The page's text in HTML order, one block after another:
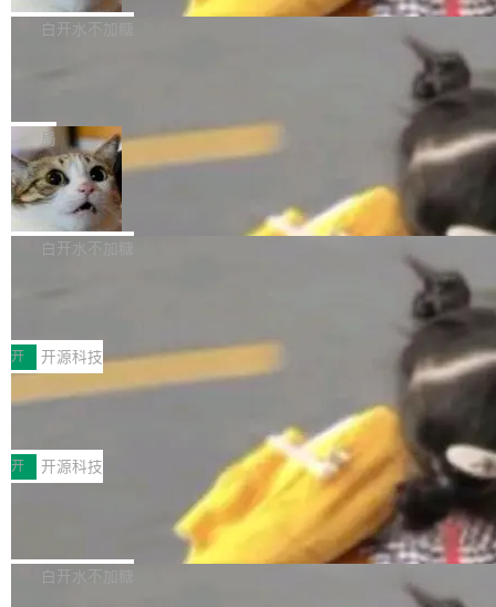
hwlib 硬件 API 库的一部分，命令行工具负责查
改进方向的研究。她是 Thinking Machines 过
一在人才争夺战中失血的公司。六月，Google
连失两员大将：Noam Shazeer 去了 Op...
新日志列出的 9.0 版本主要更新内容如下： 扩
er HE-AAC 960 解码 (DAB+) transpose_cuda
filter 添加 AMF Frame Rate Converter (vf_frc
_amf) filter SMPTE 2094-50 元数据支持和直
通 ProRes RAW VideoToolbox 硬件加速器 AP
V ...
白开水不加糖
Code 在 X 上发帖：「DeepSeek Flash did 8T
tokens on August 1st. 5T of free usage + 3T
on OpenCode Go.」79.8 万次浏览，连带着 #
DeepSeek一天消耗了8万亿# 上了微博热搜——
注意这是 OpenCode 一家的消耗。 OpenCode
不完。」5T 来自免费额度，3T 来自 Go...
局
NetBSD 11.0 正式发布
NetBSD 11.0 现已正式发布，这是 NetBSD 操
作系统的第十八个主要版本。 自 NetBSD 10.1
ve JH71XX 的设备，例如 VisionFive 2、PINE
64 STAR64，以及 QEMU。 增强了对 POSIX.1
-2024 和 C23 编程接口标准的兼容性。 compat
_linux(8) 增强了对 Linux 系统调用的支持，包
括 epoll（围绕 kqueue 实现）、POSIX 消息队
列、...
白开水不加糖
案
享会在上海举办。鸿蒙生态的全场景智慧营销平
台鲸鸿动能协同华为游戏中心，面向游戏行业开
发者及生态伙伴，系统呈现了平台在游戏领域的
完整能力版图——从IAP高价值用户的全周期经
营、到IAA游戏的“买变一体”正循环、再到联运与
广告协同的全链路经营闭环，以及面向全球市场
的出海增长布局。 华为终端云业务商业化销售负
责人在开场致辞中表示，游戏开发者的核心诉求
已不再是“多一个投放渠道”，而是一套能够持续
开 开源科技
技嘉X3D系列再添新成员 B850 AORU
面向AMD Ryzen X3D处理器玩家，技嘉X3D系
列主板阵容迎来新成员——B850 AORUS ELITE
X3D。作为面向主流高性能平台打造的全新主板
产品，B850 AORUS ELITE X3D延续技嘉在X3
D平台优化上的技术积累，旨在为游戏玩家带来
更稳定、更高效的装机选择。 B850 AORUS ELI
开 开源科技
Zadig v5.0 发布：AI 发布专员与 AI 审
我们团队这几天最大的卡点不是 AI 写得不够
好，是 AI 写得太好了。 好到审查排期从两天的
白开水不加糖